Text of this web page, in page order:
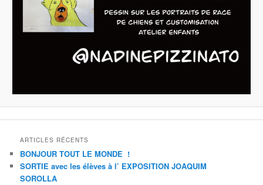
ARTICLES RÉCENTS
BONJOUR TOUT LE MONDE !
SORTIE avec les élèves à l’ EXPOSITION JOAQUIM
SOROLLA